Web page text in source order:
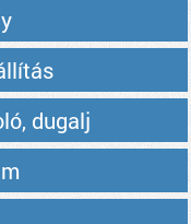
dugalj